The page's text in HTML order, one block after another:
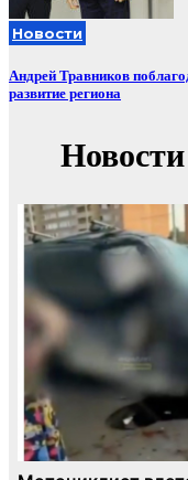
Новости
Андрей Травников
развитие региона